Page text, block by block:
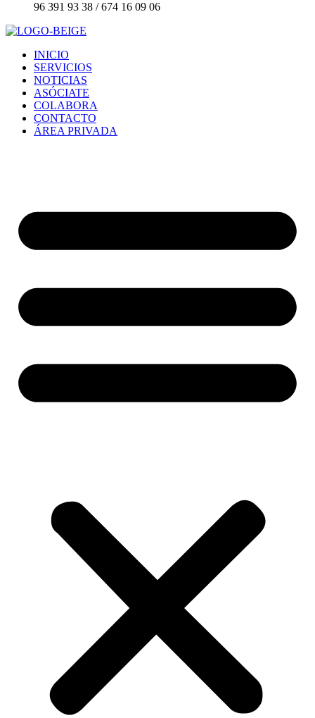
96 391 93 38 / 674 16 09 06
INICIO
SERVICIOS
NOTICIAS
ASÓCIATE
COLABORA
CONTACTO
ÁREA PRIVADA